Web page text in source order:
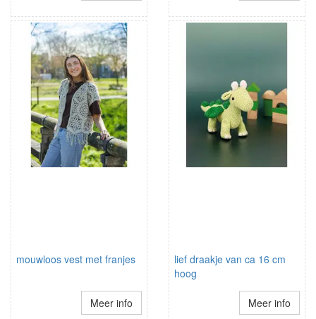
mouwloos vest met franjes
Meer info
lief draakje van ca 16 cm
hoog
Meer info